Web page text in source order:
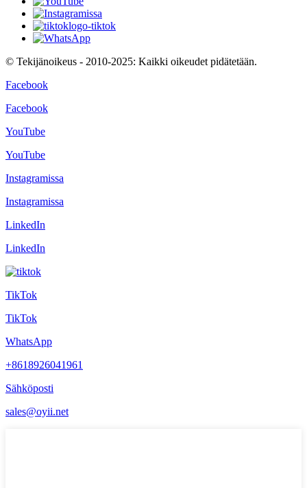
© Tekijänoikeus - 2010-2025: Kaikki oikeudet pidätetään.
Facebook
Facebook
YouTube
YouTube
Instagramissa
Instagramissa
LinkedIn
LinkedIn
TikTok
TikTok
WhatsApp
+8618926041961
Sähköposti
sales@oyii.net